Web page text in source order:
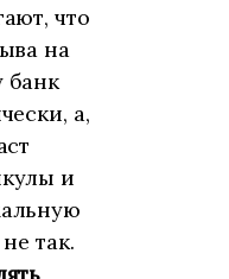
что
на
банк
а,
и
так.